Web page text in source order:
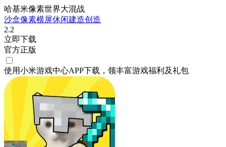
哈基米像素世界大混战
沙盒像素横屏休闲建造创造
2.2
立即下载
官方正版
使用小米游戏中心APP下载 ，领丰富游戏福利 及礼包